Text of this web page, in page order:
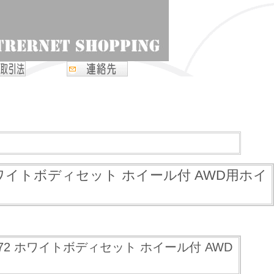
トボディセット ホイール付 AWD用ホイ
ホワイトボディセット ホイール付 AWD